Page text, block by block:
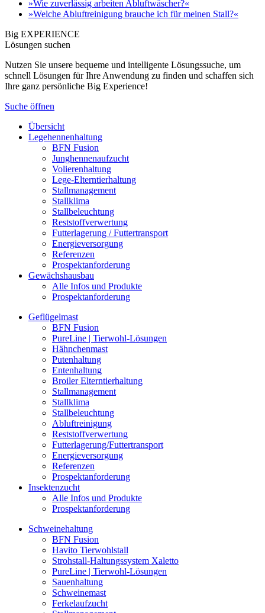
»Wie zuverlässig arbeiten Abluftwäscher?«
»Welche Abluftreinigung brauche ich für meinen Stall?«
Big EXPERIENCE
Lösungen suchen
Nutzen Sie unsere bequeme und intelligente Lösungssuche, um
schnell Lösungen für Ihre Anwendung zu finden und schaffen sich
Ihre ganz persönliche Big Experience!
Suche öffnen
Übersicht
Legehennenhaltung
BFN Fusion
Junghennenaufzucht
Volierenhaltung
Lege-Elterntierhaltung
Stallmanagement
Stallklima
Stallbeleuchtung
Reststoffverwertung
Futterlagerung / Futtertransport
Energieversorgung
Referenzen
Prospektanforderung
Gewächshausbau
Alle Infos und Produkte
Prospektanforderung
Geflügelmast
BFN Fusion
PureLine | Tierwohl-Lösungen
Hähnchenmast
Putenhaltung
Entenhaltung
Broiler Elterntierhaltung
Stallmanagement
Stallklima
Stallbeleuchtung
Abluftreinigung
Reststoffverwertung
Futterlagerung/Futtertransport
Energieversorgung
Referenzen
Prospektanforderung
Insektenzucht
Alle Infos und Produkte
Prospektanforderung
Schweinehaltung
BFN Fusion
Havito Tierwohlstall
Strohstall-Haltungssystem Xaletto
PureLine | Tierwohl-Lösungen
Sauenhaltung
Schweinemast
Ferkelaufzucht